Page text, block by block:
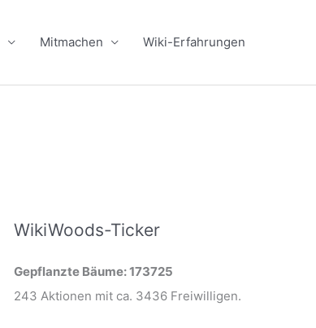
Mitmachen Wiki-Erfahrungen
WikiWoods-Ticker
Gepflanzte Bäume: 173725
243 Aktionen mit ca. 3436 Freiwilligen.